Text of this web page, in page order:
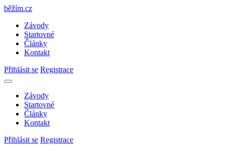
běžím.cz
Závody
Startovné
Články
Kontakt
Přihlásit se Registrace
Závody
Startovné
Články
Kontakt
Přihlásit se Registrace